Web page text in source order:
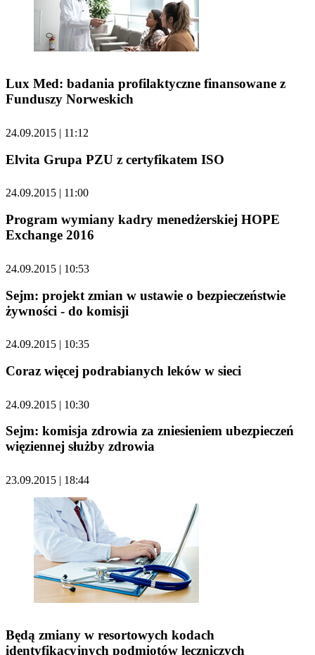
Lux Med: badania profilaktyczne finansowane z
Funduszy Norweskich
24.09.2015 | 11:12
Elvita Grupa PZU z certyfikatem ISO
24.09.2015 | 11:00
Program wymiany kadry menedżerskiej HOPE
Exchange 2016
24.09.2015 | 10:53
Sejm: projekt zmian w ustawie o bezpieczeństwie
żywności - do komisji
24.09.2015 | 10:35
Coraz więcej podrabianych leków w sieci
24.09.2015 | 10:30
Sejm: komisja zdrowia za zniesieniem ubezpieczeń
więziennej służby zdrowia
23.09.2015 | 18:44
Będą zmiany w resortowych kodach
identyfikacyjnych podmiotów leczniczych